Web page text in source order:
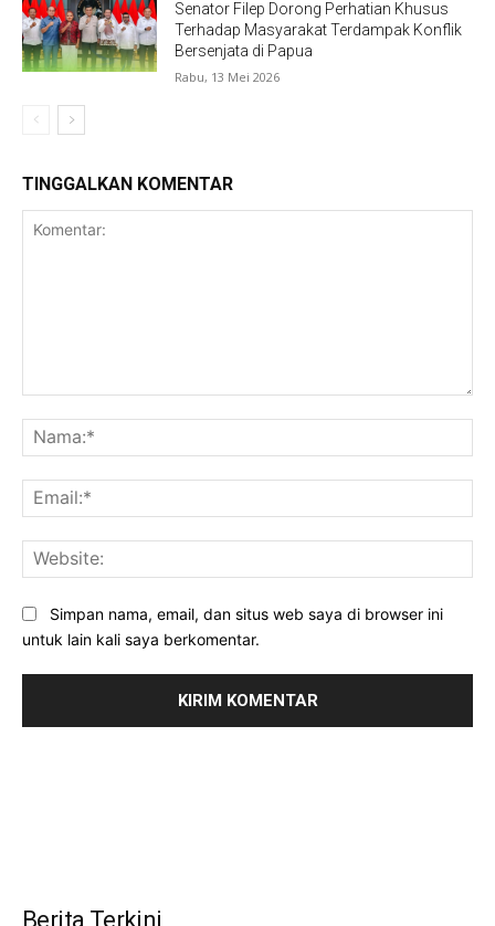
Senator Filep Dorong Perhatian Khusus
Terhadap Masyarakat Terdampak Konflik
Bersenjata di Papua
Rabu, 13 Mei 2026
TINGGALKAN KOMENTAR
Simpan nama, email, dan situs web saya di browser ini
untuk lain kali saya berkomentar.
Berita Terkini